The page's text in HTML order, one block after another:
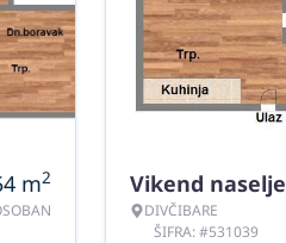
m2 Vikend naselje
DIVČIBARE
ŠIFRA: #531039